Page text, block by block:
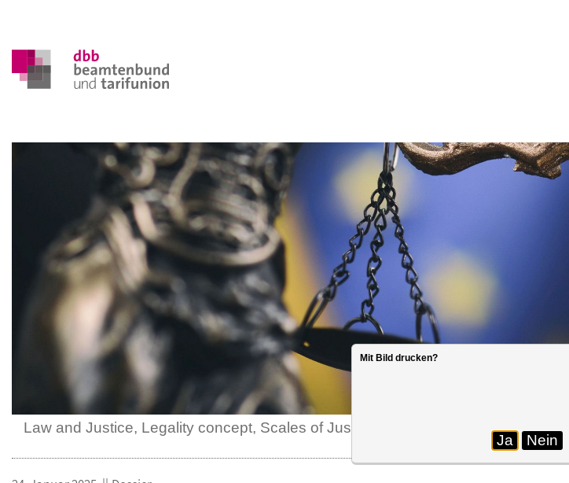
Law and Justice, Legality concept, Scales of Justice, Lady Justice in front of the
Mit Bild drucken?
Ja Nein